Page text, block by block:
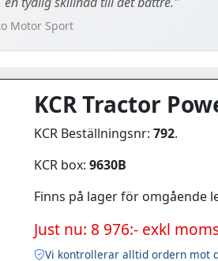
Motor Sport
KCR Tractor
KCR Beställningsnr: 792.
KCR box: 9630B
Finns på lager för omgående
Just nu: 8 976:- exkl
Vi kontrollerar alltid ordern mot